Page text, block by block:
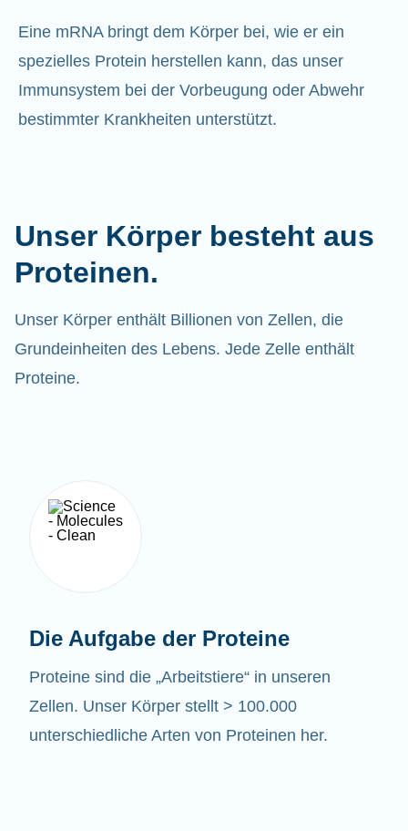
Eine mRNA bringt dem Körper bei, wie er ein
spezielles Protein herstellen kann, das unser
Immunsystem bei der Vorbeugung oder Abwehr
bestimmter Krankheiten unterstützt.
Unser Körper besteht aus
Proteinen.
Unser Körper enthält Billionen von Zellen, die
Grundeinheiten des Lebens. Jede Zelle enthält
Proteine.
Die Aufgabe der Proteine
Proteine sind die „Arbeitstiere“ in unseren
Zellen. Unser Körper stellt > 100.000
unterschiedliche Arten von Proteinen her.